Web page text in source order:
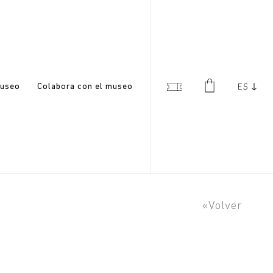
Colabora con el museo ES
«Volver